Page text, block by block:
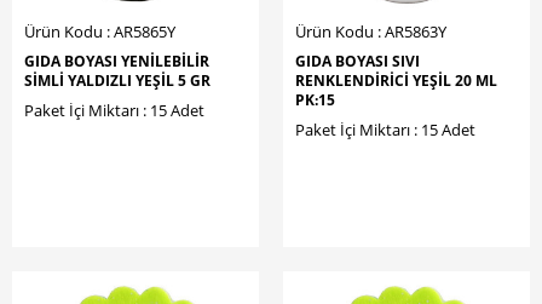
Ürün Kodu : AR5865Y
GIDA BOYASI YENİLEBİLİR
SİMLİ YALDIZLI YEŞİL 5 GR
Paket İçi Miktarı : 15 Adet
Ürün Kodu : AR5863Y
GIDA BOYASI SIVI
RENKLENDİRİCİ YEŞİL 20 ML
PK:15
Paket İçi Miktarı : 15 Adet